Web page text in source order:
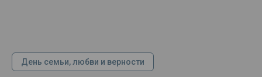
День семьи, любви и верности